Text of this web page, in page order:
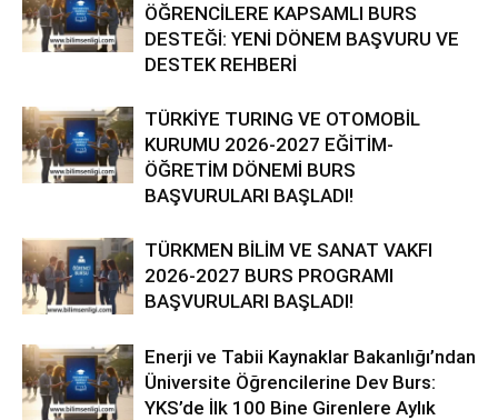
ÖĞRENCİLERE KAPSAMLI BURS
DESTEĞİ: YENİ DÖNEM BAŞVURU VE
DESTEK REHBERİ
TÜRKİYE TURING VE OTOMOBİL
KURUMU 2026-2027 EĞİTİM-
ÖĞRETİM DÖNEMİ BURS
BAŞVURULARI BAŞLADI!
TÜRKMEN BİLİM VE SANAT VAKFI
2026-2027 BURS PROGRAMI
BAŞVURULARI BAŞLADI!
Enerji ve Tabii Kaynaklar Bakanlığı’ndan
Üniversite Öğrencilerine Dev Burs:
YKS’de İlk 100 Bine Girenlere Aylık